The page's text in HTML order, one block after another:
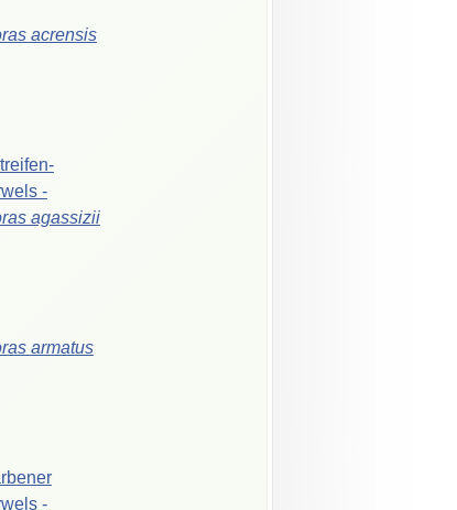
acrensis
-
agassizii
armatus
-